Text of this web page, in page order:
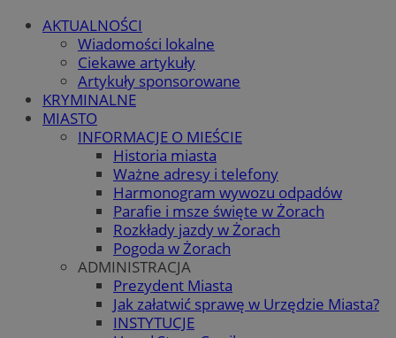
AKTUALNOŚCI
Wiadomości lokalne
Ciekawe artykuły
Artykuły sponsorowane
KRYMINALNE
MIASTO
INFORMACJE O MIEŚCIE
Historia miasta
Ważne adresy i telefony
Harmonogram wywozu odpadów
Parafie i msze święte w Żorach
Rozkłady jazdy w Żorach
Pogoda w Żorach
ADMINISTRACJA
Prezydent Miasta
Jak załatwić sprawę w Urzędzie Miasta?
INSTYTUCJE